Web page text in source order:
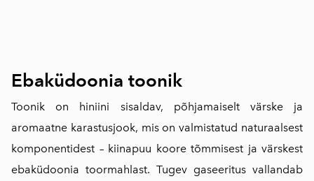
Ebaküdoonia toonik
Toonik on hiniini sisaldav, põhjamaiselt värske ja
aromaatne karastusjook, mis on valmistatud naturaalsest
komponentidest – kiinapuu koore tõmmisest ja värskest
ebaküdoonia toormahlast. Tugev gaseeritus vallandab